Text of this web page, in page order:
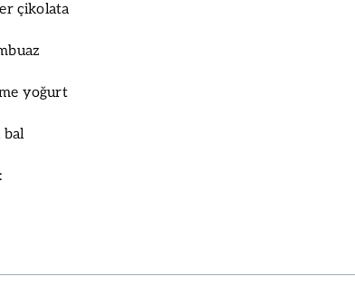
çikolata
yoğurt
bal